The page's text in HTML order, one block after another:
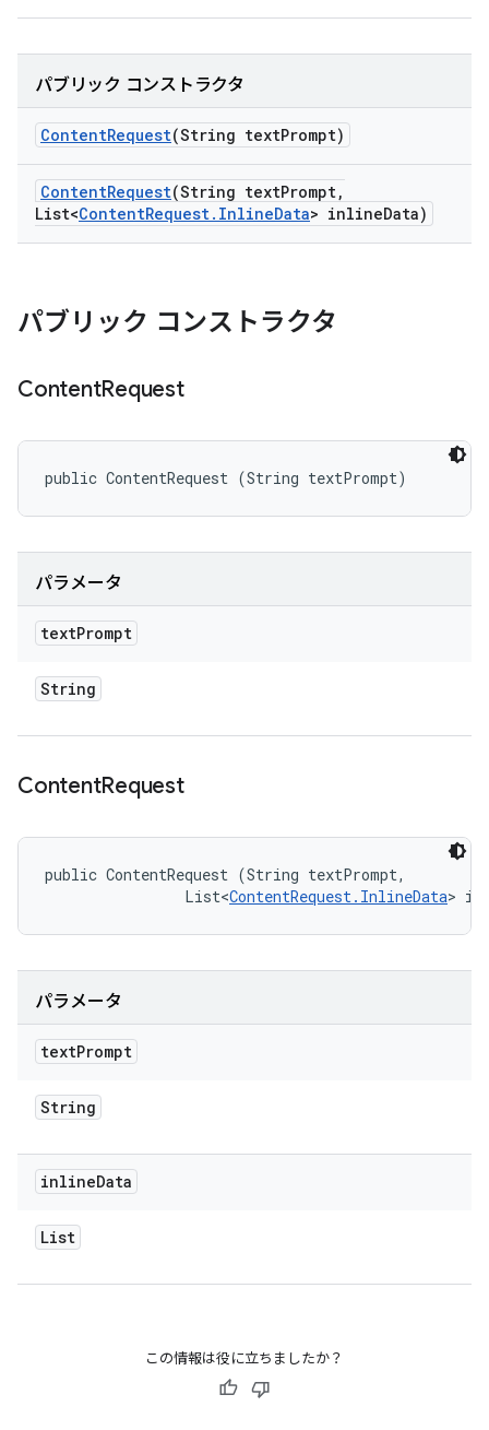
パブリック コンストラクタ
ContentRequest(String textPrompt)
ContentRequest(String textPrompt,
List<ContentRequest. InlineData> inlineData)
パブリック コンストラクタ
ContentRequest
public ContentRequest (String textPrompt)
パラメータ
textPrompt
String
ContentRequest
public ContentRequest (String textPrompt,
                List<
ContentRequest.InlineData>
パラメータ
textPrompt
String
inlineData
List
この情報は役に立ちましたか？